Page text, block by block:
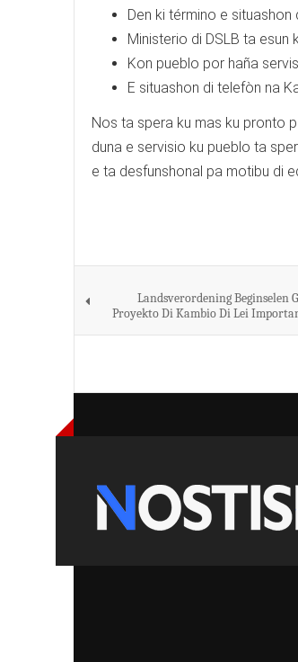
Den ki término e
Ministerio di DSLB ta
Kon pueblo por haña
E situashon di telefòn na
Nos ta spera ku mas ku pronto
duna e servisio ku pueblo ta
e ta desfunshonal pa motibu di
Landsverordening Beginselen
Proyekto Di Kambio Di Lei